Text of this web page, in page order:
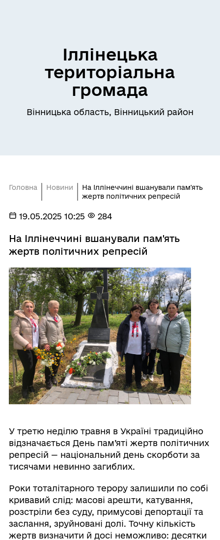
Іллінецька
територіальна
громада
Вінницька область, Вінницький район
Головна Новини
На Іллінеччині вшанували пам'ять
жертв політичних репресій
19.05.2025 10:25 284
На Іллінеччині вшанували пам'ять
жертв політичних репресій
У третю неділю травня в Україні традиційно
відзначається День пам’яті жертв політичних
репресій — національний день скорботи за
тисячами невинно загиблих.
Роки тоталітарного терору залишили по собі
кривавий слід: масові арешти, катування,
розстріли без суду, примусові депортації та
заслання, зруйновані долі. Точну кількість
жертв визначити й досі неможливо: десятки